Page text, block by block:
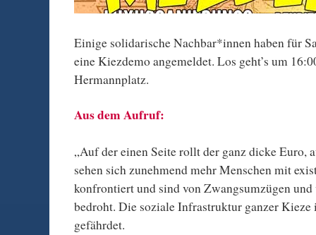
Einige solidarische Nachbar*innen haben für
eine Kiezdemo angemeldet. Los geht’s um
Hermannplatz.
Aus dem Aufruf:
„Auf der einen Seite rollt der ganz dicke Euro,
sehen sich zunehmend mehr Menschen mit
konfrontiert und sind von Zwangsumzügen
bedroht. Die soziale Infrastruktur ganzer Kieze
gefährdet.